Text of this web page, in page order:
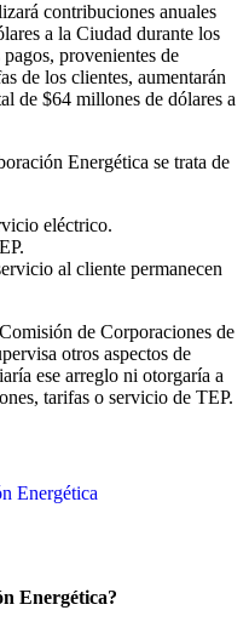
contribuciones anuales
a la Ciudad durante los
provenientes de
de los clientes, aumentarán
de $64 millones de dólares a
Energética se trata de
eléctrico.
al cliente permanecen
de Corporaciones de
otros aspectos de
ese arreglo ni otorgaría a
tarifas o servicio de TEP.
Energética
Energética?